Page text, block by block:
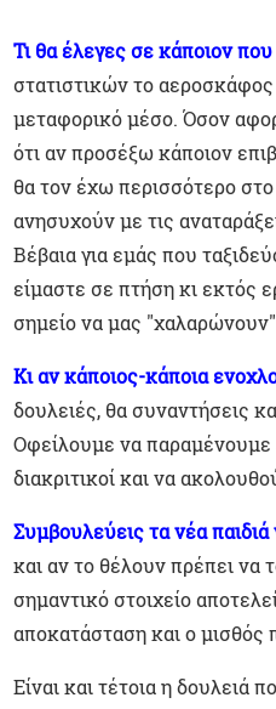
Τι θα έλεγες σε κάποιον που
στατιστικών το
μεταφορικό μέσο. Όσον
ότι αν προσέξω κάποιον
θα τον έχω περισσότερο
ανησυχούν με τις
Βέβαια για εμάς που
είμαστε σε πτήση κι εκτός
σημείο να μας
Κι αν κάποιος-κάποια
δουλειές, θα συναντήσεις
Οφείλουμε να παραμένουμε
διακριτικοί και να
Συμβουλεύεις τα νέα
και αν το θέλουν πρέπει να
σημαντικό στοιχείο
αποκατάσταση και ο μισθός
Είναι και τέτοια η δουλειά